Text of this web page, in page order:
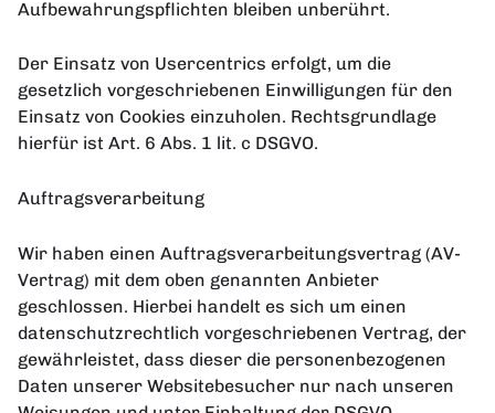
Aufbewahrungspflichten bleiben unberührt.
Der Einsatz von Usercentrics erfolgt, um die
gesetzlich vorgeschriebenen Einwilligungen für den
Einsatz von Cookies einzuholen. Rechtsgrundlage
hierfür ist Art. 6 Abs. 1 lit. c DSGVO.
Auftragsverarbeitung
Wir haben einen Auftragsverarbeitungsvertrag (AV-
Vertrag) mit dem oben genannten Anbieter
geschlossen. Hierbei handelt es sich um einen
datenschutzrechtlich vorgeschriebenen Vertrag, der
gewährleistet, dass dieser die personenbezogenen
Daten unserer Websitebesucher nur nach unseren